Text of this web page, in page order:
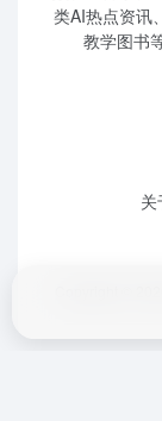
类AI热点资讯
教学图书
关